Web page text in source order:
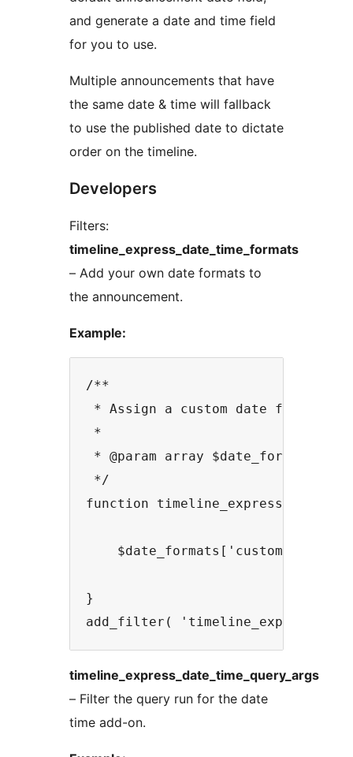
and generate a date and time field
for you to use.
Multiple announcements that have
the same date & time will fallback
to use the published date to dictate
order on the timeline.
Developers
Filters:
timeline_express_date_time_formats
– Add your own date formats to
the announcement.
Example:
/**
* Assign a custom date format to
*
* @param array $date_formats
*/
function
$date_formats['custom'] = 'Y-
}
timeline_express_date_time_query_args
– Filter the query run for the date
time add-on.